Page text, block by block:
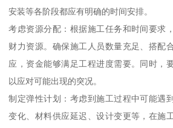
安装等各阶段都应有明确的时间安排。
考虑资源分配：根据施工任务和时间要求
财力资源。确保施工人员数量充足、搭配
应，资金能够满足工程进度需要。同时，
以应对可能出现的突况。
制定弹性计划：考虑到施工过程中可能遇
变化、材料供应延迟、设计变更等，在施